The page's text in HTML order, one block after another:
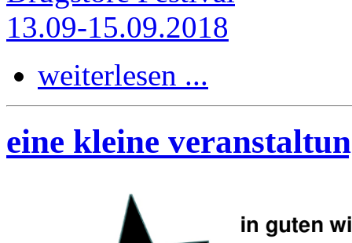
weiterlesen ...
eine kleine